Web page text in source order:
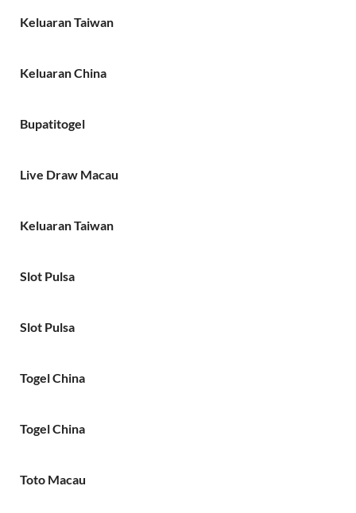
Keluaran Taiwan
Keluaran China
Bupatitogel
Live Draw Macau
Keluaran Taiwan
Slot Pulsa
Slot Pulsa
Togel China
Togel China
Toto Macau